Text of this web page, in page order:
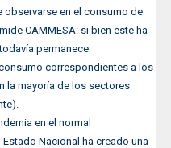
observarse en el consumo de
CAMMESA: si bien este ha
permanece
correspondientes a los
la mayoría de los sectores
en el normal
Nacional ha creado una